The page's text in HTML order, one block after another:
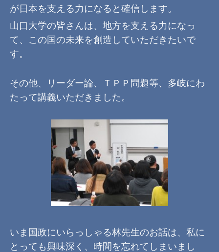
が日本を支える力になると確信します。
山口大学の皆さんは、地方を支える力になっ
て、この国の未来を創造していただきたいで
す。
その他、リーダー論、ＴＰＰ問題等、多岐にわ
たって講義いただきました。
いま国政にいらっしゃる林先生のお話は、私に
とっても興味深く、時間を忘れてしまいまし